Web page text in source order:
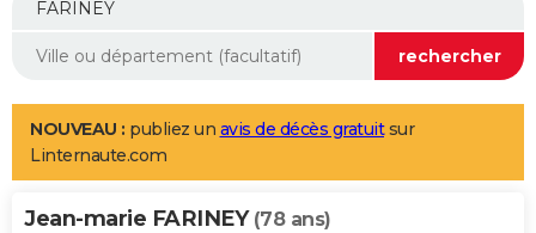
Mobiles
Meilleur smartphone
Internet
Ordinateurs
Jeux vidéo
Guide high-tech
Aménagement intérieur
LIFESTYLE
Art de vivre
Bien-être
Loisirs
Mode
Modes de vie
Alimentation
Guide de la santé
Maladies
Médicaments
Sommeil
VOYAGE
NOUVEAU : publiez un avis de décès gratuitsur
Linternaute.com
Jean-marie FARINEY (78 ans)